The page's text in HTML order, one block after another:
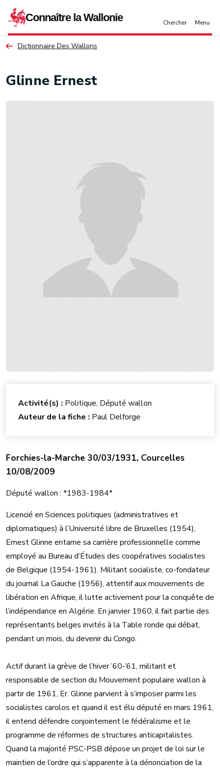
Dictionnaire Des Wallons
Glinne Ernest
Forchies-la-Marche 30/03/1931, Courcelles
10/08/2009
Député wallon : *1983-1984*
Licencié en Sciences politiques (administratives et
diplomatiques) à l’Université libre de Bruxelles (1954),
Ernest Glinne entame sa carrière professionnelle comme
employé au Bureau d’Études des coopératives socialistes
de Belgique (1954-1961). Militant socialiste, co-fondateur
du journal La Gauche (1956), attentif aux mouvements de
libération en Afrique, il lutte activement pour la conquête de
l’indépendance en Algérie. En janvier 1960, il fait partie des
représentants belges invités à la Table ronde qui débat,
pendant un mois, du devenir du Congo.
Actif durant la grève de l’hiver ’60-’61, militant et
responsable de section du Mouvement populaire wallon à
partir de 1961, Er. Glinne parvient à s’imposer parmi les
socialistes carolos et quand il est élu député en mars 1961,
il entend défendre conjointement le fédéralisme et le
programme de réformes de structures anticapitalistes.
Quand la majorité PSC-PSB dépose un projet de loi sur le
maintien de l’ordre qui s’apparente à la dénonciation de la
Activité(s) : Politique, Député wallon
Auteur de la fiche : Paul Delforge